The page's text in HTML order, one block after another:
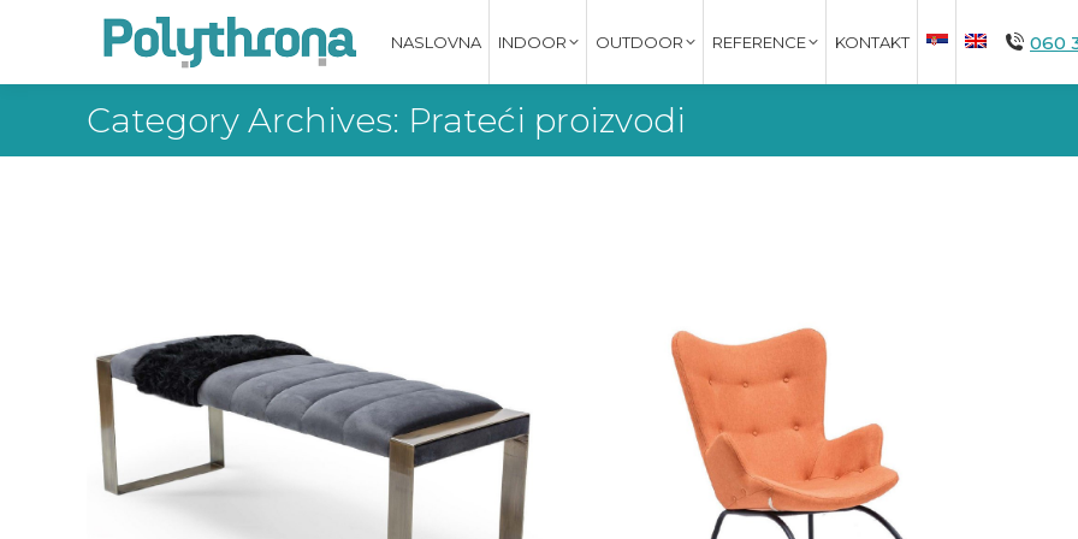
NASLOVNA INDOOR OUTDOOR REFERENCE KONTAKT 060
Category Archives: Prateći proizvodi